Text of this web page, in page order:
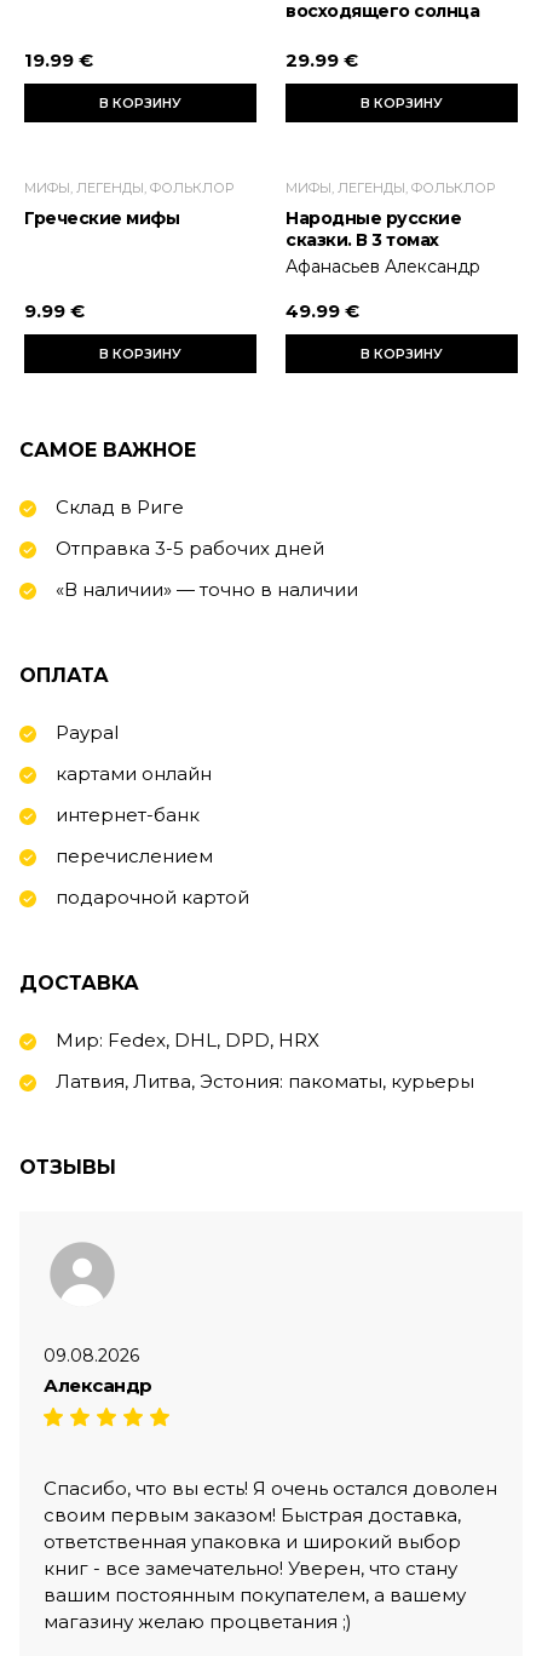
19.99 €
В КОРЗИНУ
восходящего солнца
29.99 €
В КОРЗИНУ
МИФЫ, ЛЕГЕНДЫ, ФОЛЬКЛОР
Греческие мифы
9.99 €
В КОРЗИНУ
МИФЫ, ЛЕГЕНДЫ, ФОЛЬКЛОР
Народные русские
сказки. В 3 томах
Афанасьев Александр
49.99 €
В КОРЗИНУ
САМОЕ ВАЖНОЕ
Склад в Риге
Отправка 3-5 рабочих дней
«В наличии» — точно в наличии
ОПЛАТА
Paypal
картами онлайн
интернет-банк
перечислением
подарочной картой
ДОСТАВКА
Мир: Fedex, DHL, DPD, HRX
Латвия, Литва, Эстония: пакоматы, курьеры
ОТЗЫВЫ
09.08.2026
Александр
Спасибо, что вы есть! Я очень остался доволен
своим первым заказом! Быстрая доставка,
ответственная упаковка и широкий выбор
книг - все замечательно! Уверен, что стану
вашим постоянным покупателем, а вашему
магазину желаю процветания ;)